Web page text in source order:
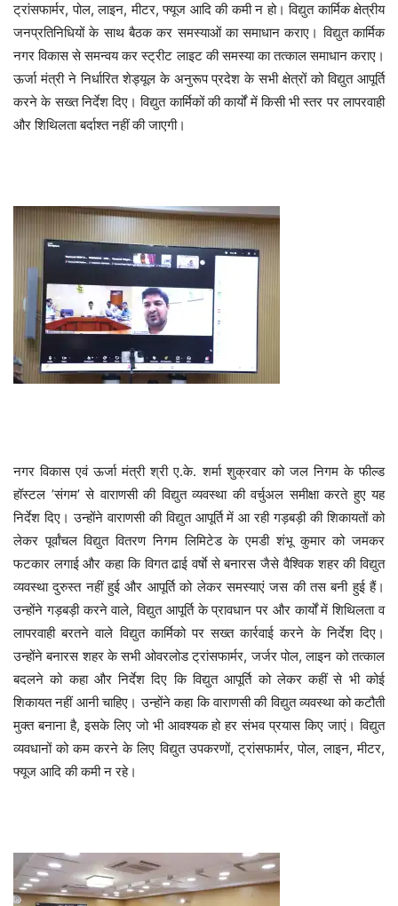
ट्रांसफार्मर, पोल, लाइन, मीटर, फ्यूज आदि की कमी न हो। विद्युत कार्मिक क्षेत्रीय
जनप्रतिनिधियों के साथ बैठक कर समस्याओं का समाधान कराए। विद्युत कार्मिक
नगर विकास से समन्वय कर स्ट्रीट लाइट की समस्या का तत्काल समाधान कराए।
ऊर्जा मंत्री ने निर्धारित शेड्यूल के अनुरूप प्रदेश के सभी क्षेत्रों को विद्युत आपूर्ति
करने के सख्त निर्देश दिए। विद्युत कार्मिकों की कार्यों में किसी भी स्तर पर लापरवाही
और शिथिलता बर्दाश्त नहीं की जाएगी।
नगर विकास एवं ऊर्जा मंत्री श्री ए.के. शर्मा शुक्रवार को जल निगम के फील्ड
हॉस्टल ’संगम’ से वाराणसी की विद्युत व्यवस्था की वर्चुअल समीक्षा करते हुए यह
निर्देश दिए। उन्होंने वाराणसी की विद्युत आपूर्ति में आ रही गड़बड़ी की शिकायतों को
लेकर पूर्वांचल विद्युत वितरण निगम लिमिटेड के एमडी शंभू कुमार को जमकर
फटकार लगाई और कहा कि विगत ढाई वर्षाे से बनारस जैसे वैश्विक शहर की विद्युत
व्यवस्था दुरुस्त नहीं हुई और आपूर्ति को लेकर समस्याएं जस की तस बनी हुई हैं।
उन्होंने गड़बड़ी करने वाले, विद्युत आपूर्ति के प्रावधान पर और कार्यों में शिथिलता व
लापरवाही बरतने वाले विद्युत कार्मिको पर सख्त कार्रवाई करने के निर्देश दिए।
उन्होंने बनारस शहर के सभी ओवरलोड ट्रांसफार्मर, जर्जर पोल, लाइन को तत्काल
बदलने को कहा और निर्देश दिए कि विद्युत आपूर्ति को लेकर कहीं से भी कोई
शिकायत नहीं आनी चाहिए। उन्होंने कहा कि वाराणसी की विद्युत व्यवस्था को कटौती
मुक्त बनाना है, इसके लिए जो भी आवश्यक हो हर संभव प्रयास किए जाएं। विद्युत
व्यवधानों को कम करने के लिए विद्युत उपकरणों, ट्रांसफार्मर, पोल, लाइन, मीटर,
फ्यूज आदि की कमी न रहे।